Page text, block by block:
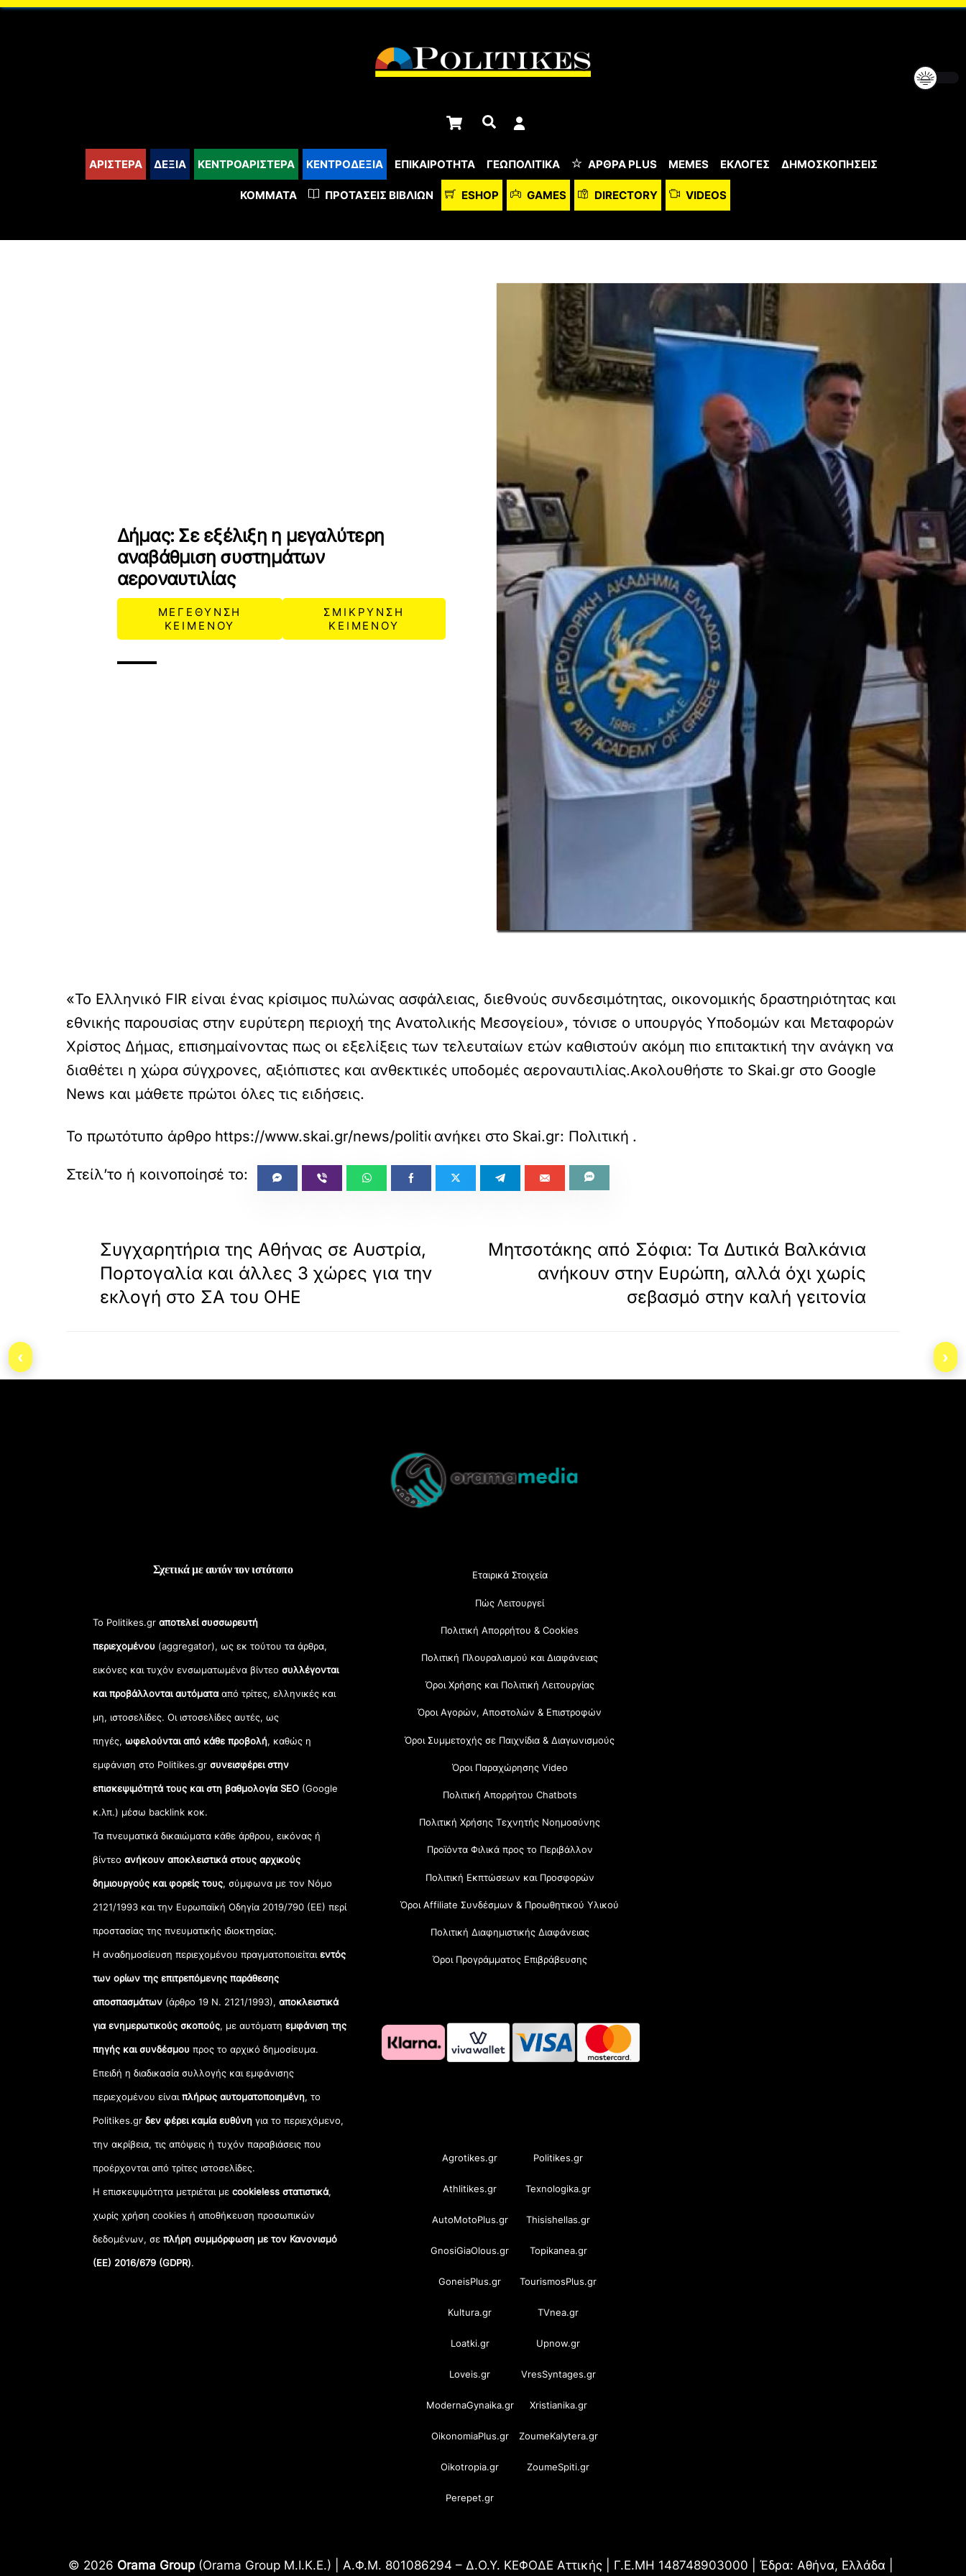
content
Cart Αναζήτηση
ΑΡΙΣΤΕΡΑ ΔΕΞΙΑ ΚΕΝΤΡΟΑΡΙΣΤΕΡΑ ΚΕΝΤΡΟΔΕΞΙΑ ΕΠΙΚΑΙΡΟΤΗΤΑ ΓΕΩΠΟΛΙΤΙΚΑ ΆΡΘΡΑ PLUS MEMES ΕΚΛΟΓΕΣ ΔΗΜΟΣΚΟΠΗΣΕΙΣ
ΚΌΜΜΑΤΑ ΠΡΟΤΆΣΕΙΣ ΒΙΒΛΊΩΝ ESHOP GAMES DIRECTORY VIDEOS
Δήμας: Σε εξέλιξη η μεγαλύτερη
αναβάθμιση συστημάτων
αεροναυτιλίας
ΜΕΓΕΘΥΝΣΗ
ΚΕΙΜΕΝΟΥ
ΣΜΙΚΡΥΝΣΗ
ΚΕΙΜΕΝΟΥ
«Το Ελληνικό FIR είναι ένας κρίσιμος πυλώνας ασφάλειας, διεθνούς συνδεσιμότητας, οικονομικής δραστηριότητας και
εθνικής παρουσίας στην ευρύτερη περιοχή της Ανατολικής Μεσογείου», τόνισε ο υπουργός Υποδομών και Μεταφορών
Χρίστος Δήμας, επισημαίνοντας πως οι εξελίξεις των τελευταίων ετών καθιστούν ακόμη πιο επιτακτική την ανάγκη να
διαθέτει η χώρα σύγχρονες, αξιόπιστες και ανθεκτικές υποδομές αεροναυτιλίας.Ακολουθήστε το Skai.gr στο Google
News και μάθετε πρώτοι όλες τις ειδήσεις.
Το πρωτότυπο άρθρο https://www.skai.gr/news/politics/dimas-se-ekseliksi-i-megalyteri-anavathmisi-systimaton-aeronaytilias
ανήκει στο Skai.gr: Πολιτική .
Συγχαρητήρια της Αθήνας σε Αυστρία,
Πορτογαλία και άλλες 3 χώρες για την
εκλογή στο ΣΑ του ΟΗΕ
Μητσοτάκης από Σόφια: Τα Δυτικά Βαλκάνια
ανήκουν στην Ευρώπη, αλλά όχι χωρίς
σεβασμό στην καλή γειτονία
Top
Σχετικά με αυτόν τον ιστότοπο
Το Politikes.grαποτελεί συσσωρευτή
περιεχομένου (aggregator), ως εκ τούτου τα άρθρα,
εικόνες και τυχόν ενσωματωμένα βίντεοσυλλέγονται
και προβάλλονται αυτόματααπό τρίτες, ελληνικές και
μη, ιστοσελίδες. Οι ιστοσελίδες αυτές, ως
πηγές,ωφελούνται από κάθε προβολή, καθώς η
εμφάνιση στο Politikes.gr συνεισφέρει στην
επισκεψιμότητά τους και στη βαθμολογία SEO (Google
κ.λπ.) μέσω backlink κοκ.
Τα πνευματικά δικαιώματα κάθε άρθρου, εικόνας ή
βίντεοανήκουν αποκλειστικά στους αρχικούς
δημιουργούς και φορείς τους, σύμφωνα με τον Νόμο
2121/1993 και την Ευρωπαϊκή Οδηγία 2019/790 (ΕΕ) περί
προστασίας της πνευματικής ιδιοκτησίας.
Η αναδημοσίευση περιεχομένου πραγματοποιείταιεντός
των ορίων της επιτρεπόμενης παράθεσης
αποσπασμάτων (άρθρο 19 Ν. 2121/1993), αποκλειστικά
για ενημερωτικούς σκοπούς, με αυτόματηεμφάνιση της
πηγής και συνδέσμου προς το αρχικό δημοσίευμα.
Επειδή η διαδικασία συλλογής και εμφάνισης
περιεχομένου είναιπλήρως αυτοματοποιημένη, το
Politikes.grδεν φέρει καμία ευθύνη για το περιεχόμενο,
την ακρίβεια, τις απόψεις ή τυχόν παραβιάσεις που
προέρχονται από τρίτες ιστοσελίδες.
Η επισκεψιμότητα μετριέται μεcookieless στατιστικά,
χωρίς χρήση cookies ή αποθήκευση προσωπικών
δεδομένων, σεπλήρη συμμόρφωση με τον Κανονισμό
(ΕΕ) 2016/679 (GDPR).
Εταιρικά Στοιχεία
Πώς Λειτουργεί
Πολιτική Απορρήτου & Cookies
Πολιτική Πλουραλισμού και Διαφάνειας
Όροι Χρήσης και Πολιτική Λειτουργίας
Όροι Αγορών, Αποστολών & Επιστροφών
Όροι Συμμετοχής σε Παιχνίδια & Διαγωνισμούς
Όροι Παραχώρησης Video
Πολιτική Απορρήτου Chatbots
Πολιτική Χρήσης Τεχνητής Νοημοσύνης
Προϊόντα Φιλικά προς το Περιβάλλον
Πολιτική Εκπτώσεων και Προσφορών
Όροι Affiliate Συνδέσμων & Προωθητικού Υλικού
Πολιτική Διαφημιστικής Διαφάνειας
Όροι Προγράμματος Επιβράβευσης
Agrotikes.gr Politikes.gr
Athlitikes.gr Texnologika.gr
AutoMotoPlus.gr Thisishellas.gr
GnosiGiaOlous.gr Topikanea.gr
GoneisPlus.gr TourismosPlus.gr
Kultura.gr TVnea.gr
Loatki.gr Upnow.gr
Loveis.gr VresSyntages.gr
ModernaGynaika.gr Xristianika.gr
OikonomiaPlus.gr ZoumeKalytera.gr
Oikotropia.gr ZoumeSpiti.gr
Perepet.gr
© 2026 Orama Group(Orama Group Μ.Ι.Κ.Ε.) | Α.Φ.Μ. 801086294 – Δ.Ο.Υ. ΚΕΦΟΔΕ Αττικής | Γ.Ε.ΜΗ 148748903000 | Έδρα: Αθήνα, Ελλάδα |
‹ ›